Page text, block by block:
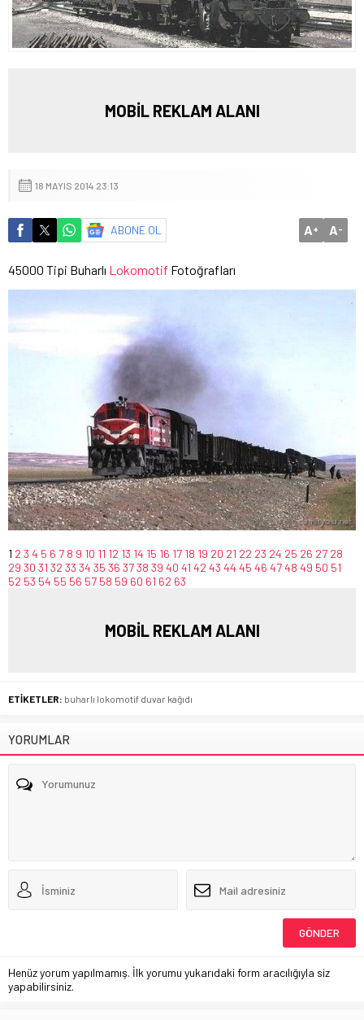
MOBİL REKLAM ALANI
18 MAYIS 2014 23:13
ABONE OL A+ A-
45000 Tipi Buharlı Lokomotif Fotoğrafları
1 2 3 4 5 6 7 8 9 10 11 12 13 14 15 16 17 18 19 20 21 22 23 24 25 26 27 28
29 30 31 32 33 34 35 36 3738 39 40 41 42 43 44 45 46 4748 49 50 51
52 53 54 55 56 57 58 59 60 61 62 63
MOBİL REKLAM ALANI
ETİKETLER: buharlı lokomotif duvar kağıdı
YORUMLAR
Henüz yorum yapılmamış. İlk yorumu yukarıdaki form aracılığıyla siz
yapabilirsiniz.